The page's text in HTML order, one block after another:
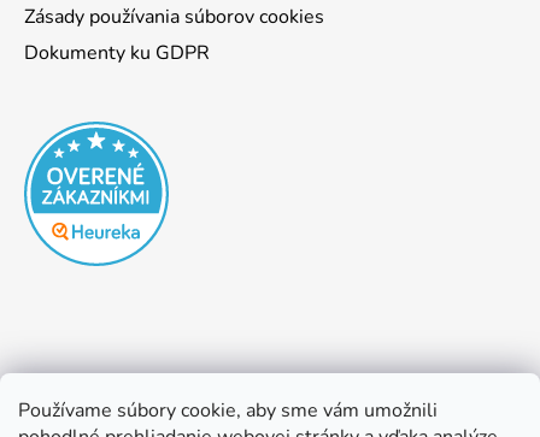
Používame súbory cookie, aby sme vám umožnili
Zásady používania súborov cookies
Dokumenty ku GDPR